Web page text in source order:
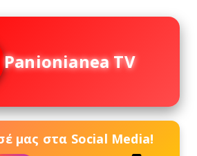
Panionianea TV
μας στα Social Media!